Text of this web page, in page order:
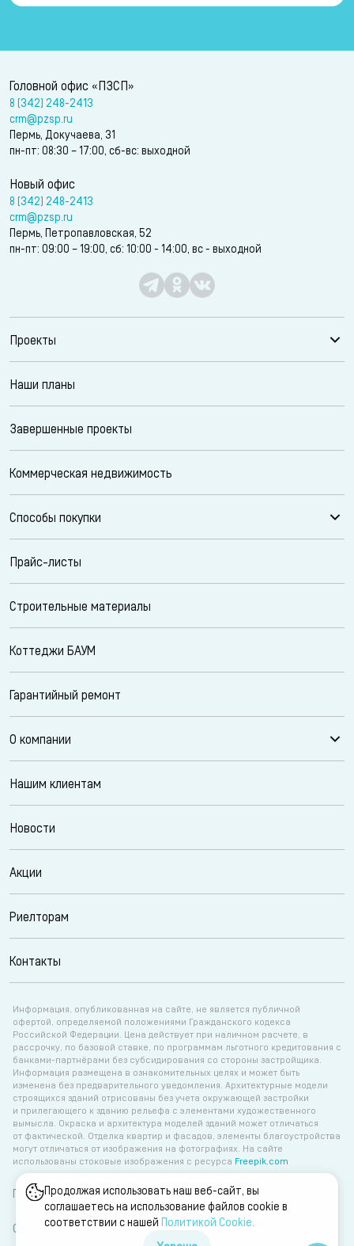
Продолжая использовать наш веб-сайт, вы
соглашаетесь на использование файлов cookie в
соответствии с нашей Политикой Сookie.
Головной офис «ПЗСП»
8 (342) 248-2413
crm@pzsp.ru
Пермь, Докучаева, 31
пн-пт: 08:30 – 17:00, сб-вс: выходной
Новый офис
8 (342) 248-2413
crm@pzsp.ru
Пермь, Петропавловская, 52
пн-пт: 09:00 – 19:00, сб: 10:00 - 14:00, вс - выходной
Проекты
Наши планы
Завершенные проекты
Коммерческая недвижимость
Способы покупки
Прайс-листы
Строительные материалы
Коттеджи БАУМ
Гарантийный ремонт
О компании
Нашим клиентам
Новости
Акции
Риелторам
Контакты
Информация, опубликованная на сайте, не является публичной
офертой, определяемой положениями Гражданского кодекса
Российской Федерации. Цена действует при наличном расчете, в
рассрочку, по базовой ставке, по программам льготного кредитования с
банками-партнёрами без субсидирования со стороны застройщика.
Информация размещена в ознакомительных целях и может быть
изменена без предварительного уведомления. Архитектурные модели
строящихся зданий отрисованы без учета окружающей застройки
и прилегающего к зданию рельефа с элементами художественного
вымысла. Окраска и архитектура моделей зданий может отличаться
от фактической. Отделка квартир и фасадов, элементы благоустройства
могут отличаться от изображения на фотографиях. На сайте
использованы стоковые изображения с ресурса Freepik.com
Политика об обработке персональных данных
Согласие на обработку персональных данных